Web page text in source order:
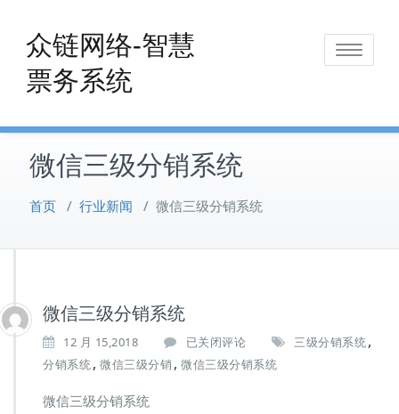
content
众链网络-智慧
票务系统
Toggle
微信三级分销系统
首页 / 行业新闻 / 微信三级分销系统
微信三级分销系统
12 月 15,2018
微
信
已关闭评论 三级分销系统,
分销系统, 微信三级分销 , 微信三级分销系统
微信三级分销系统